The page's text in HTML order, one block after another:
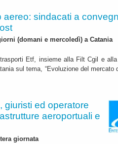
aereo: sindacati a
(domani e mercoledì) a Catania
trasporti Etf, insieme alla Filt Cgil e
sul tema, “Evoluzione del mercato
giuristi ed operatore
aeroportuali e
giornata